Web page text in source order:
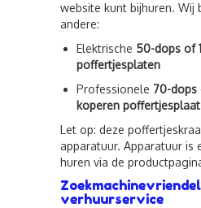
website kunt bijhuren. Wij
andere:
Elektrische 50-dops of
poffertjesplaten
Professionele 70-
koperen poffertjesplaat
Let op: deze
apparatuur. Apparatuur is
huren via de
verhuurservice